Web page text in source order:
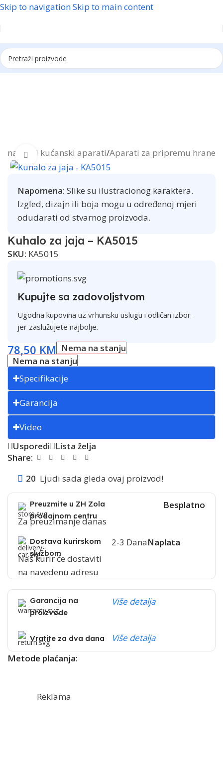
Skip to navigationSkip to main content
Reklama
Mali kućanski aparati/Aparati za pripremu hrane
Click to enlarge
Napomena: Slike su ilustracionog karaktera.
Izgled, dizajn ili boja mogu u određenoj mjeri
odudarati od stvarnog proizvoda.
Kuhalo za jaja – KA5015
SKU: KA5015
Kupujte sa zadovoljstvom
Ugodna kupovina uz vrhunsku uslugu i odličan izbor -
jer zaslužujete najbolje.
78,50 KM
Nema na stanju
Nema na stanju
Specifikacije
Garancija
Video
Usporedi
Lista želja
Share:
20 Ljudi sada gleda ovaj proizvod!
Preuzmite u ZH Zola
prodajnom centru
Za preuzimanje danas
Besplatno
Dostava kurirskom
službom
Naš kurir će dostaviti
na navedenu adresu
2-3 DanaNaplata
Garancija na
proizvode
Više detalja
Vratite za dva dana
Više detalja
Metode plaćanja:
Reklama